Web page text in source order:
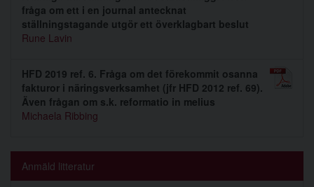
fråga om ett i en journal antecknat
ställningstagande utgör ett överklagbart beslut
Rune Lavin
HFD 2019 ref. 6. Fråga om det förekommit osanna
fakturor i näringsverksamhet (jfr HFD 2012 ref. 69).
Även frågan om s.k. reformatio in melius
Michaela Ribbing
Anmäld litteratur